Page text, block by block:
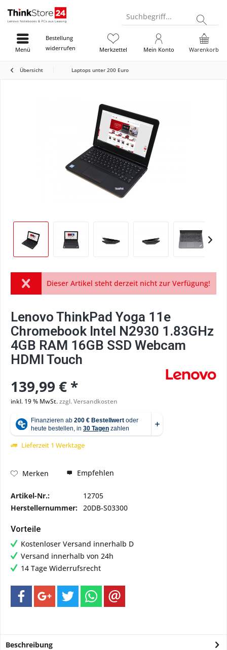
Suchbegriff...
Bestellung
widerrufen
Warenkorb
Merkzettel Mein Konto
Menü
Übersicht Laptops unter 200 Euro
Dieser Artikel steht derzeit nicht zur Verfügung!
Lenovo ThinkPad Yoga 11e
Chromebook Intel N2930 1.83GHz
4GB RAM 16GB SSD Webcam
HDMI Touch
139,99 € *
inkl. 19 % MwSt.zzgl. Versandkosten
Lieferzeit 1 Werktage
Merken Empfehlen
Artikel-Nr.:
12705
Herstellernummer: 20DB-S03300
Vorteile
Kostenloser Versand innerhalb D
Versand innerhalb von 24h
14 Tage Widerrufsrecht
Beschreibung